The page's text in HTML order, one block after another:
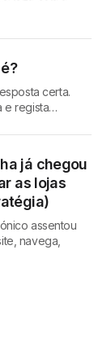
certa.
e regista…
já chegou
as lojas
assentou
navega,